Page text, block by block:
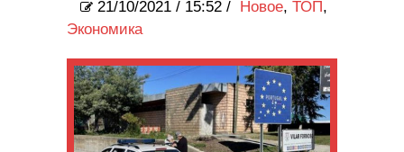
21/10/2021 / 15:52 / Новое, ТОП,
Экономика